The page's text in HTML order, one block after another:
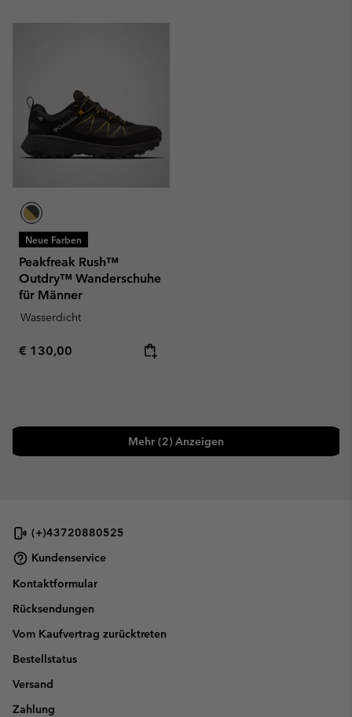
Neue Farben
Peakfreak Rush™
Outdry™ Wanderschuhe
für Männer
Wasserdicht
Regular price:
€ 130,00
Mehr (2) Anzeigen
(+)43720880525
Kundenservice
Kontaktformular
Rücksendungen
Vom Kaufvertrag zurücktreten
Bestellstatus
Versand
Zahlung